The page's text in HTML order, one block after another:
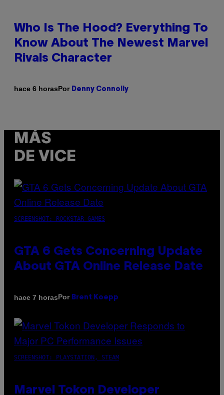
Who Is The Hood? Everything To
Know About The Newest Marvel
Rivals Character
hace 6 horasPor Denny Connolly
MÁS
DE VICE
SCREENSHOT: ROCKSTAR GAMES
GTA 6 Gets Concerning Update
About GTA Online Release Date
hace 7 horasPor Brent Koepp
SCREENSHOT: PLAYSTATION, STEAM
Marvel Tokon Developer